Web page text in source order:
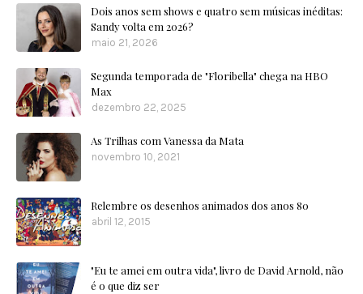
Dois anos sem shows e quatro sem músicas inéditas:
Sandy volta em 2026?
maio 21, 2026
Segunda temporada de "Floribella" chega na HBO
Max
dezembro 22, 2025
As Trilhas com Vanessa da Mata
novembro 10, 2021
Relembre os desenhos animados dos anos 80
abril 12, 2015
"Eu te amei em outra vida", livro de David Arnold, não
é o que diz ser